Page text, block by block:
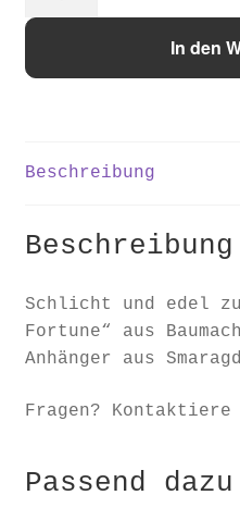
In den
Beschreibung
Beschreibung
Schlicht und edel
Fortune“ aus
Anhänger aus
Fragen? Kontaktiere
Passend dazu